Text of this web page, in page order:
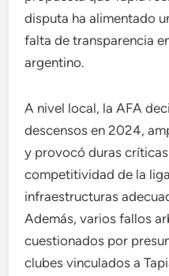
disputa ha alimentado
falta de transparencia
argentino.
A nivel local, la AFA
descensos en 2024,
y provocó duras
competitividad de la
infraestructuras
Además, varios fallos
cuestionados por
clubes vinculados a